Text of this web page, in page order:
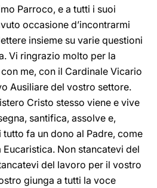
Parroco, e a tutti i suoi
occasione d’incontrarmi
insieme su varie questioni
Vi ringrazio molto per la
me, con il Cardinale Vicario
Ausiliare del vostro settore.
Cristo stesso viene e vive
santifica, assolve e,
fa un dono al Padre, come
Non stancatevi del
del lavoro per il vostro
giunga a tutti la voce